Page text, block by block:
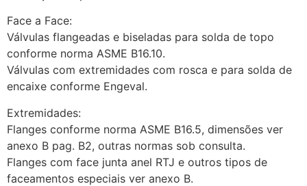
Face a Face:
Válvulas flangeadas e biseladas para solda de topo
conforme norma ASME B16.10.
Válvulas com extremidades com rosca e para solda de
encaixe conforme Engeval.
Extremidades:
Flanges conforme norma ASME B16.5, dimensões ver
anexo B pag. B2, outras normas sob consulta.
Flanges com face junta anel RTJ e outros tipos de
faceamentos especiais ver anexo B.